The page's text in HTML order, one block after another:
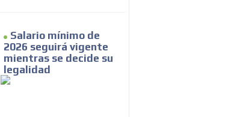
Salario mínimo de
2026 seguirá vigente
mientras se decide su
legalidad